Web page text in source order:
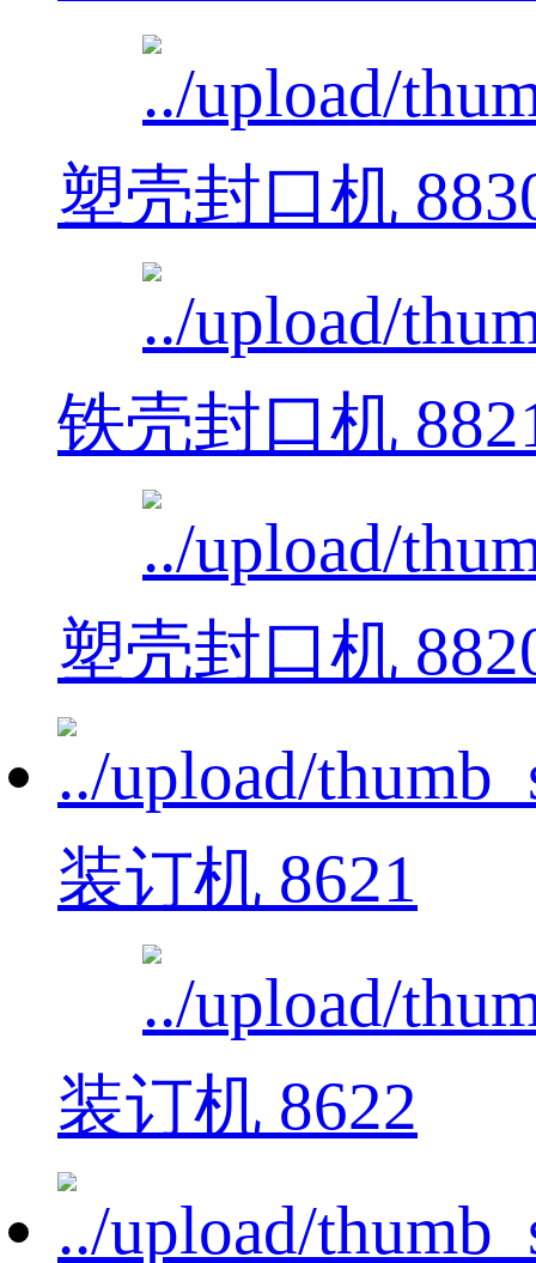
塑壳封口机
铁壳封口机
塑壳封口机
装订机 8621
装订机 8622